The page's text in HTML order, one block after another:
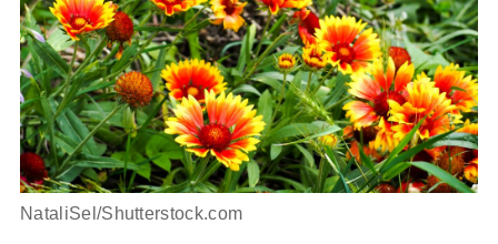
NataliSel/Shutterstock.com